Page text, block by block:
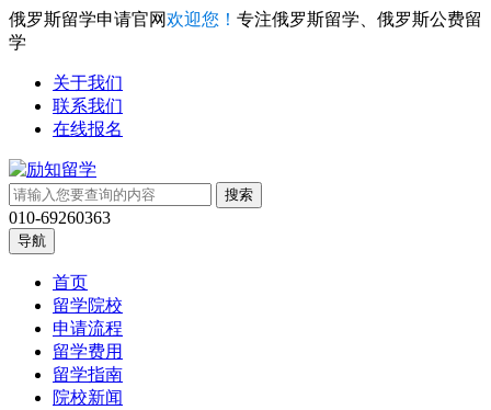
俄罗斯留学申请官网欢迎您！ 专注俄罗斯留学、俄罗斯公费留
学
关于我们
联系我们
在线报名
010-69260363
导航
首页
留学院校
申请流程
留学费用
留学指南
院校新闻